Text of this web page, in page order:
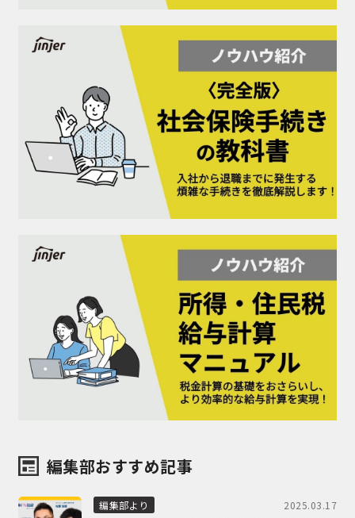
編集部おすすめ記事
編集部より 2025.03.17